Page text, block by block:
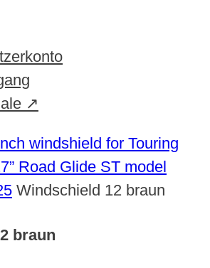
↗
windshield for Touring
Road Glide ST model
Windschield 12 braun
braun